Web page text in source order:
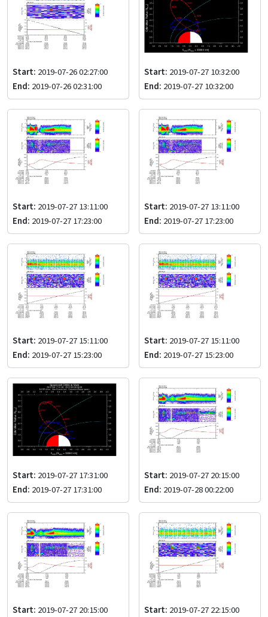
Start: 2019-07-26 02:27:00
End: 2019-07-26 02:31:00
Start: 2019-07-27 10:32:00
End: 2019-07-27 10:32:00
Start: 2019-07-27 13:11:00
End: 2019-07-27 17:23:00
Start: 2019-07-27 13:11:00
End: 2019-07-27 17:23:00
Start: 2019-07-27 15:11:00
End: 2019-07-27 15:23:00
Start: 2019-07-27 15:11:00
End: 2019-07-27 15:23:00
Start: 2019-07-27 17:31:00
End: 2019-07-27 17:31:00
Start: 2019-07-27 20:15:00
End: 2019-07-28 00:22:00
Start: 2019-07-27 20:15:00
Start: 2019-07-27 22:15:00